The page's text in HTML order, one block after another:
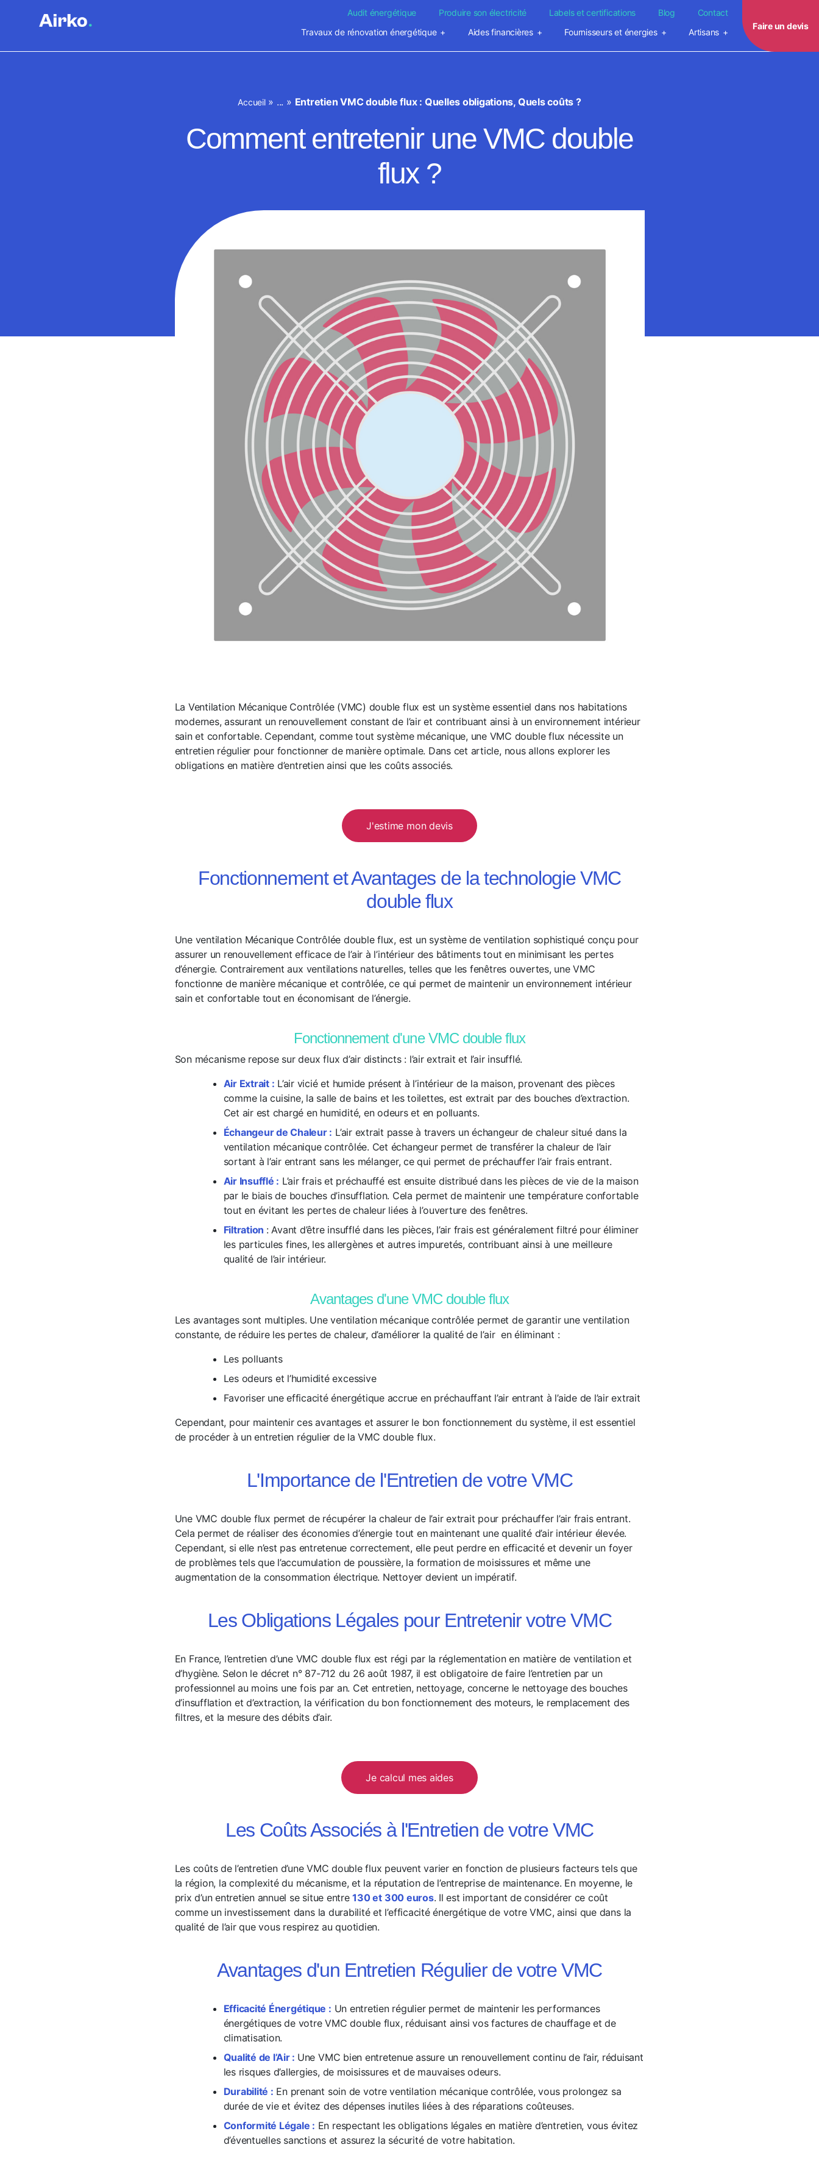
Audit énergétique Produire son électricité Labels et certifications Blog
Contact
Travaux de rénovation énergétique
Aides financières Fournisseurs et énergies Artisans
Faire un devis
Accueil» ... » Entretien VMC double flux : Quelles obligations, Quels coûts ?
Comment entretenir une VMC double
flux ?
La Ventilation Mécanique Contrôlée (VMC) double flux est un système essentiel dans nos habitations
modernes, assurant un renouvellement constant de l’air et contribuant ainsi à un environnement intérieur
sain et confortable. Cependant, comme tout système mécanique, une VMC double flux nécessite un
entretien régulier pour fonctionner de manière optimale. Dans cet article, nous allons explorer les
obligations en matière d’entretien ainsi que les coûts associés.
J'estime mon devis
Fonctionnement et Avantages de la technologie VMC
double flux
Une ventilation Mécanique Contrôlée double flux, est un système de ventilation sophistiqué conçu pour
assurer un renouvellement efficace de l’air à l’intérieur des bâtiments tout en minimisant les pertes
d’énergie. Contrairement aux ventilations naturelles, telles que les fenêtres ouvertes, une VMC
fonctionne de manière mécanique et contrôlée, ce qui permet de maintenir un environnement intérieur
sain et confortable tout en économisant de l’énergie.
Fonctionnement d'une VMC double flux
Son mécanisme repose sur deux flux d’air distincts : l’air extrait et l’air insufflé.
Air Extrait : L’air vicié et humide présent à l’intérieur de la maison, provenant des pièces
comme la cuisine, la salle de bains et les toilettes, est extrait par des bouches d’extraction.
Cet air est chargé en humidité, en odeurs et en polluants.
Échangeur de Chaleur : L’air extrait passe à travers un échangeur de chaleur situé dans la
ventilation mécanique contrôlée. Cet échangeur permet de transférer la chaleur de l’air
sortant à l’air entrant sans les mélanger, ce qui permet de préchauffer l’air frais entrant.
Air Insufflé : L’air frais et préchauffé est ensuite distribué dans les pièces de vie de la maison
par le biais de bouches d’insufflation. Cela permet de maintenir une température confortable
tout en évitant les pertes de chaleur liées à l’ouverture des fenêtres.
Filtration : Avant d’être insufflé dans les pièces, l’air frais est généralement filtré pour éliminer
les particules fines, les allergènes et autres impuretés, contribuant ainsi à une meilleure
qualité de l’air intérieur.
Avantages d'une VMC double flux
Les avantages sont multiples. Une ventilation mécanique contrôlée permet de garantir une ventilation
constante, de réduire les pertes de chaleur, d’améliorer la qualité de l’air en éliminant :
Les polluants
Les odeurs et l’humidité excessive
Favoriser une efficacité énergétique accrue en préchauffant l’air entrant à l’aide de l’air extrait
Cependant, pour maintenir ces avantages et assurer le bon fonctionnement du système, il est essentiel
de procéder à un entretien régulier de la VMC double flux.
L'Importance de l'Entretien de votre VMC
Une VMC double flux permet de récupérer la chaleur de l’air extrait pour préchauffer l’air frais entrant.
Cela permet de réaliser des économies d’énergie tout en maintenant une qualité d’air intérieur élevée.
Cependant, si elle n’est pas entretenue correctement, elle peut perdre en efficacité et devenir un foyer
de problèmes tels que l’accumulation de poussière, la formation de moisissures et même une
augmentation de la consommation électrique. Nettoyer devient un impératif.
Les Obligations Légales pour Entretenir votre VMC
En France, l’entretien d’une VMC double flux est régi par la réglementation en matière de ventilation et
d’hygiène. Selon le décret n° 87-712 du 26 août 1987, il est obligatoire de faire l’entretien par un
professionnel au moins une fois par an. Cet entretien, nettoyage, concerne le nettoyage des bouches
d’insufflation et d’extraction, la vérification du bon fonctionnement des moteurs, le remplacement des
filtres, et la mesure des débits d’air.
Je calcul mes aides
Les Coûts Associés à l'Entretien de votre VMC
Les coûts de l’entretien d’une VMC double flux peuvent varier en fonction de plusieurs facteurs tels que
la région, la complexité du mécanisme, et la réputation de l’entreprise de maintenance. En moyenne, le
prix d’un entretien annuel se situe entre130 et 300 euros. Il est important de considérer ce coût
comme un investissement dans la durabilité et l’efficacité énergétique de votre VMC, ainsi que dans la
qualité de l’air que vous respirez au quotidien.
Avantages d'un Entretien Régulier de votre VMC
Efficacité Énergétique : Un entretien régulier permet de maintenir les performances
énergétiques de votre VMC double flux, réduisant ainsi vos factures de chauffage et de
climatisation.
Qualité de l’Air : Une VMC bien entretenue assure un renouvellement continu de l’air, réduisant
les risques d’allergies, de moisissures et de mauvaises odeurs.
Durabilité : En prenant soin de votre ventilation mécanique contrôlée, vous prolongez sa
durée de vie et évitez des dépenses inutiles liées à des réparations coûteuses.
Conformité Légale : En respectant les obligations légales en matière d’entretien, vous évitez
d’éventuelles sanctions et assurez la sécurité de votre habitation.